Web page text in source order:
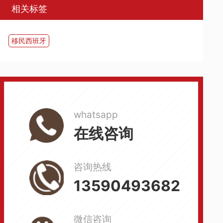
相关标签
移民西班牙
whatsapp
在线咨询
咨询热线
13590493682
微信咨询